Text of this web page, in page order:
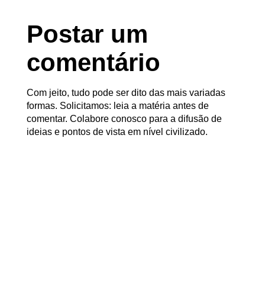
Postar um
comentário
Com jeito, tudo pode ser dito das mais variadas
formas. Solicitamos: leia a matéria antes de
comentar. Colabore conosco para a difusão de
ideias e pontos de vista em nível civilizado.